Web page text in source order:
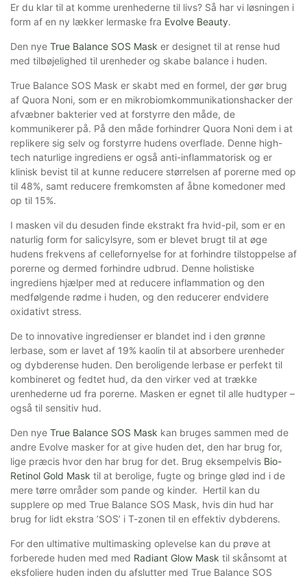
Er du klar til at komme urenhederne til livs? Så har vi løsningen i
form af en ny lækker lermaske fra Evolve Beauty.
Den nye True Balance SOS Mask er designet til at rense hud
med tilbøjelighed til urenheder og skabe balance i huden.
True Balance SOS Mask er skabt med en formel, der gør brug
af Quora Noni, som er en mikrobiomkommunikationshacker der
afvæbner bakterier ved at forstyrre den måde, de
kommunikerer på. På den måde forhindrer Quora Noni dem i at
replikere sig selv og forstyrre hudens overflade. Denne high-
tech naturlige ingrediens er også anti-inflammatorisk og er
klinisk bevist til at kunne reducere størrelsen af porerne med op
til 48%, samt reducere fremkomsten af åbne komedoner med
op til 15%.
I masken vil du desuden finde ekstrakt fra hvid-pil, som er en
naturlig form for salicylsyre, som er blevet brugt til at øge
hudens frekvens af cellefornyelse for at forhindre tilstoppelse af
porerne og dermed forhindre udbrud. Denne holistiske
ingrediens hjælper med at reducere inflammation og den
medfølgende rødme i huden, og den reducerer endvidere
oxidativt stress.
De to innovative ingredienser er blandet ind i den grønne
lerbase, som er lavet af 19% kaolin til at absorbere urenheder
og dybderense huden. Den beroligende lerbase er perfekt til
kombineret og fedtet hud, da den virker ved at trække
urenhederne ud fra porerne. Masken er egnet til alle hudtyper –
også til sensitiv hud.
Den nye True Balance SOS Mask kan bruges sammen med de
andre Evolve masker for at give huden det, den har brug for,
lige præcis hvor den har brug for det. Brug eksempelvis Bio-
Retinol Gold Mask til at berolige, fugte og bringe glød ind i de
mere tørre områder som pande og kinder. Hertil kan du
supplere op med True Balance SOS Mask, hvis din hud har
brug for lidt ekstra ’SOS’ i T-zonen til en effektiv dybderens.
For den ultimative multimasking oplevelse kan du prøve at
forberede huden med med Radiant Glow Mask til skånsomt at
eksfoliere huden inden du afslutter med True Balance SOS